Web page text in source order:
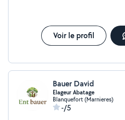
Voir le profil
Bauer David
Elageur Abatage
Blanquefort (Marnieres)
-/5